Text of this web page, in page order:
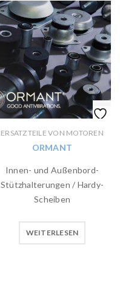
ERSATZTEILE VON MOTOREN
ORMANT
Innen- und Außenbord-
Stützhalterungen / Hardy-
Scheiben
WEITERLESEN